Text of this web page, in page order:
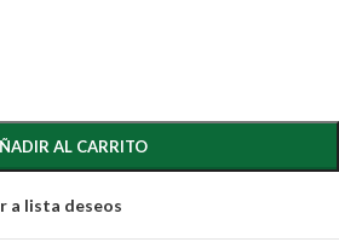
AL CARRITO
a lista deseos